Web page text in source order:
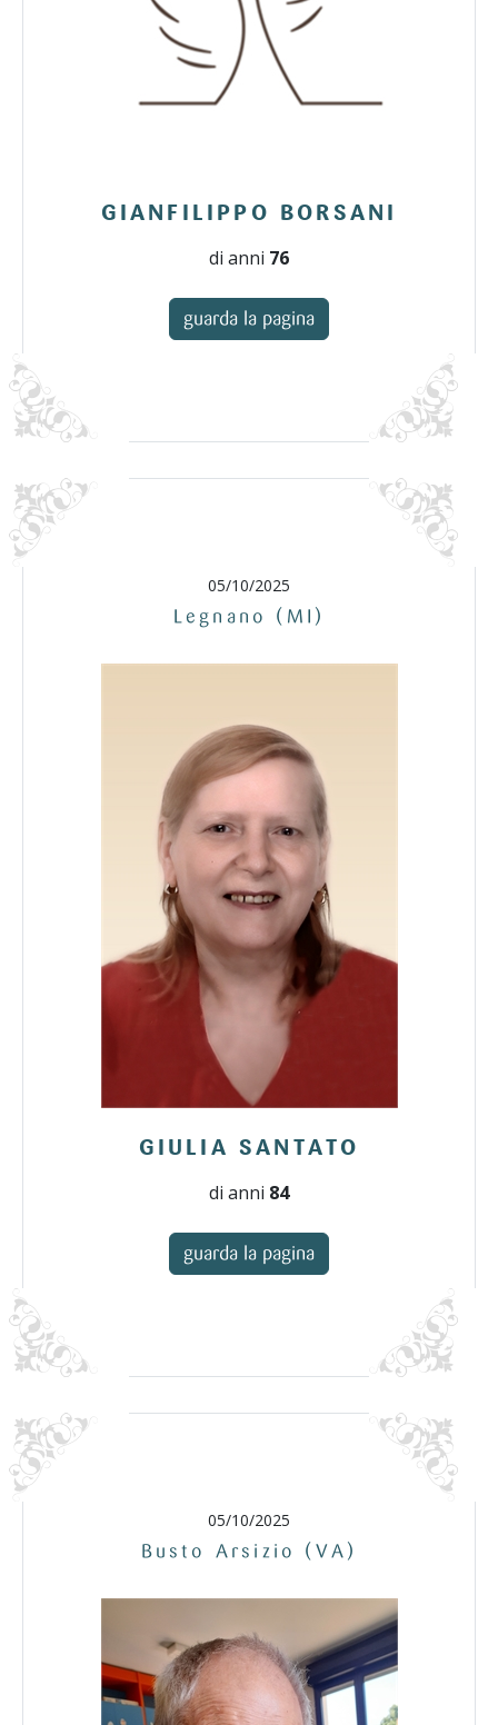
GIANFILIPPO BORSANI
di anni 76
guarda la pagina
05/10/2025
Legnano (MI)
GIULIA SANTATO
di anni 84
guarda la pagina
05/10/2025
Busto Arsizio (VA)